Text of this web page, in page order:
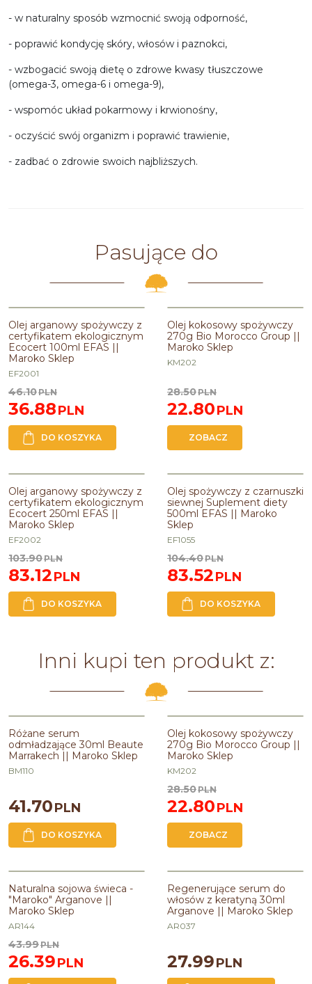
- w naturalny sposób wzmocnić swoją odporność,
- poprawić kondycję skóry, włosów i paznokci,
- wzbogacić swoją dietę o zdrowe kwasy tłuszczowe
(omega-3, omega-6 i omega-9),
- wspomóc układ pokarmowy i krwionośny,
- oczyścić swój organizm i poprawić trawienie,
- zadbać o zdrowie swoich najbliższych.
Pasujące do
Olej arganowy spożywczy z
certyfikatem ekologicznym
Ecocert 100ml EFAS ||
Maroko Sklep
EF2001
46.10PLN
36.88PLN
DO KOSZYKA
Olej kokosowy spożywczy
270g Bio Morocco Group ||
Maroko Sklep
KM202
28.50PLN
22.80PLN
ZOBACZ
Olej arganowy spożywczy z
certyfikatem ekologicznym
Ecocert 250ml EFAS ||
Maroko Sklep
EF2002
103.90PLN
83.12PLN
DO KOSZYKA
Olej spożywczy z czarnuszki
siewnej Suplement diety
500ml EFAS || Maroko
Sklep
EF1055
104.40PLN
83.52PLN
DO KOSZYKA
Inni kupi ten produkt z:
Różane serum
odmładzające 30ml Beaute
Marrakech || Maroko Sklep
BM110
41.70PLN
DO KOSZYKA
Olej kokosowy spożywczy
270g Bio Morocco Group ||
Maroko Sklep
KM202
28.50PLN
22.80PLN
ZOBACZ
Naturalna sojowa świeca -
"Maroko" Arganove ||
Maroko Sklep
AR144
43.99PLN
26.39PLN
Regenerujące serum do
włosów z keratyną 30ml
Arganove || Maroko Sklep
AR037
27.99PLN